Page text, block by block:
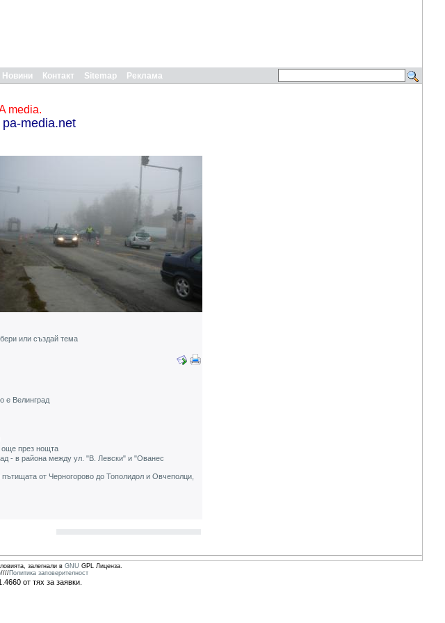
Новини Контакт Sitemap Реклама
media.
pa-media.net
или създай тема
е Велинград
още през нощта
- в района между ул. "В. Левски" и "Ованес
от Черногорово до Тополидол и Овчеполци,
залегнали в GNU GPL Лиценза.
////Политика заповерителност
от тях за заявки.